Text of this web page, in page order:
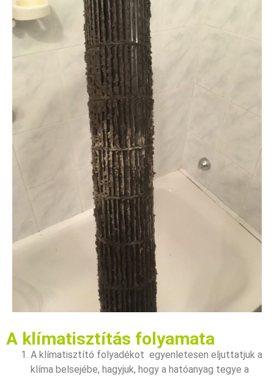
A klímatisztítás folyamata
A klímatisztító folyadékot egyenletesen eljuttatjuk a
klíma belsejébe, hagyjuk, hogy a hatóanyag tegye a